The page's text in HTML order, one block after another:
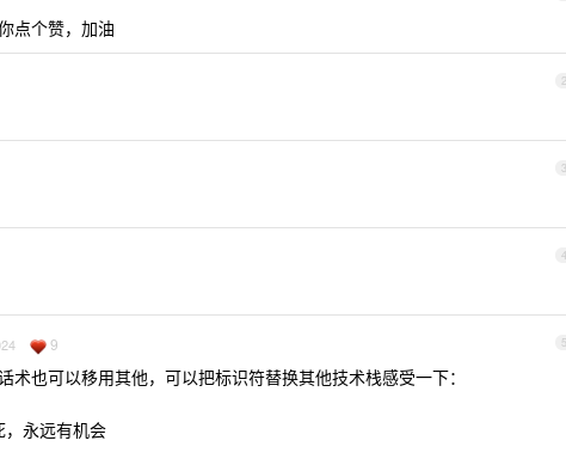
点个赞，加油
2
3
4
5
9
术也可以移用其他，可以把标识符替换其他技术栈感受一下：
，永远有机会